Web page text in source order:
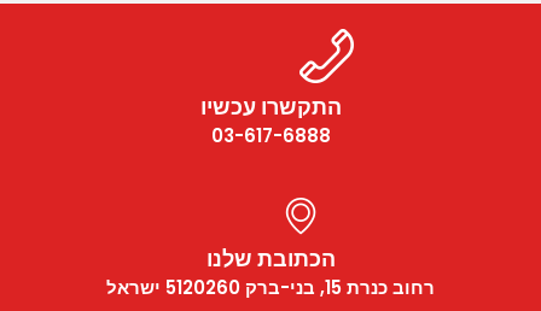
התקשרו עכשיו
03-617-6888
הכתובת שלנו
רחוב כנרת 15, בני-ברק 5120260 ישראל